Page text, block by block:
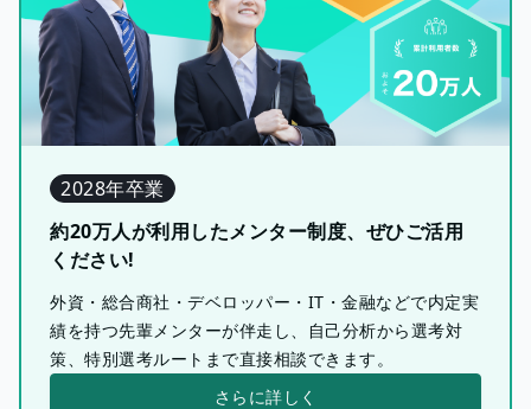
2028年卒業
約20万人が利用したメンター制度、ぜひご活用
ください!
外資・総合商社・デベロッパー・IT・金融などで内定実
績を持つ先輩メンターが伴走し、自己分析から選考対
策、特別選考ルートまで直接相談できます。
さらに詳しく